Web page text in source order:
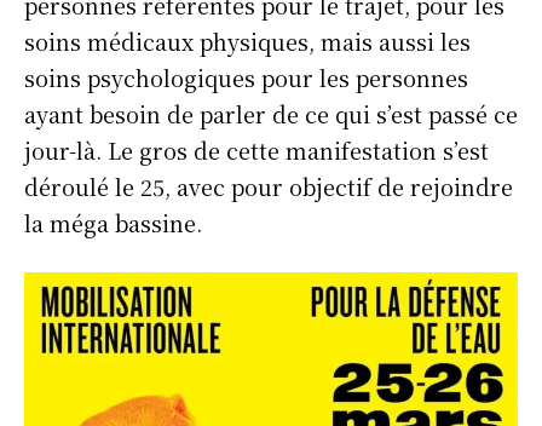
soins médicaux physiques, mais aussi les
soins psychologiques pour les personnes
ayant besoin de parler de ce qui s’est passé ce
jour-là. Le gros de cette manifestation s’est
déroulé le 25, avec pour objectif de rejoindre
la méga bassine.